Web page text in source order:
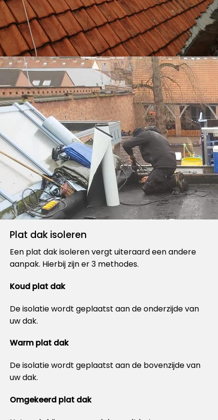
Plat dak isoleren
Een plat dak isoleren vergt uiteraard een andere
aanpak. Hierbij zijn er 3 methodes.
Koud plat dak
De isolatie wordt geplaatst aan de onderzijde van
uw dak.
Warm plat dak
De isolatie wordt geplaatst aan de bovenzijde van
uw dak.
Omgekeerd plat dak